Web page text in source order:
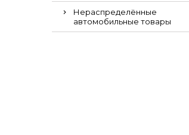
Нераспределённые
автомобильные товары